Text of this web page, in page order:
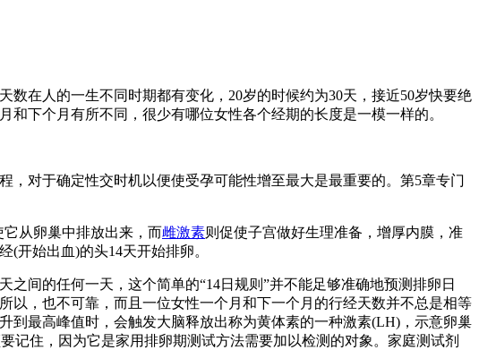
在人的一生不同时期都有变化，20岁的时候约为30天，接近50岁快要绝
下个月有所不同，很少有哪位女性各个经期的长度是一模一样的。
对于确定性交时机以便使受孕可能性增至最大是最重要的。第5章专门
它从卵巢中排放出来，而雌激素则促使子宫做好生理准备，增厚内膜，准
(开始出血)的头14天开始排卵。
间的任何一天，这个简单的“14日规则”并不能足够准确地预测排卵日
，也不可靠，而且一位女性一个月和下一个月的行经天数并不总是相等
到最高峰值时，会触发大脑释放出称为黄体素的一种激素(LH)，示意卵巢
住，因为它是家用排卵期测试方法需要加以检测的对象。家庭测试剂